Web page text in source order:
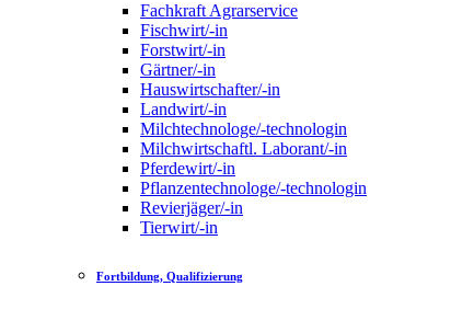
Fachkraft Agrarservice
Fischwirt/-in
Forstwirt/-in
Gärtner/-in
Hauswirtschafter/-in
Landwirt/-in
Milchtechnologe/-technologin
Milchwirtschaftl. Laborant/-in
Pferdewirt/-in
Pflanzentechnologe/-technologin
Revierjäger/-in
Tierwirt/-in
Fortbildung, Qualifizierung